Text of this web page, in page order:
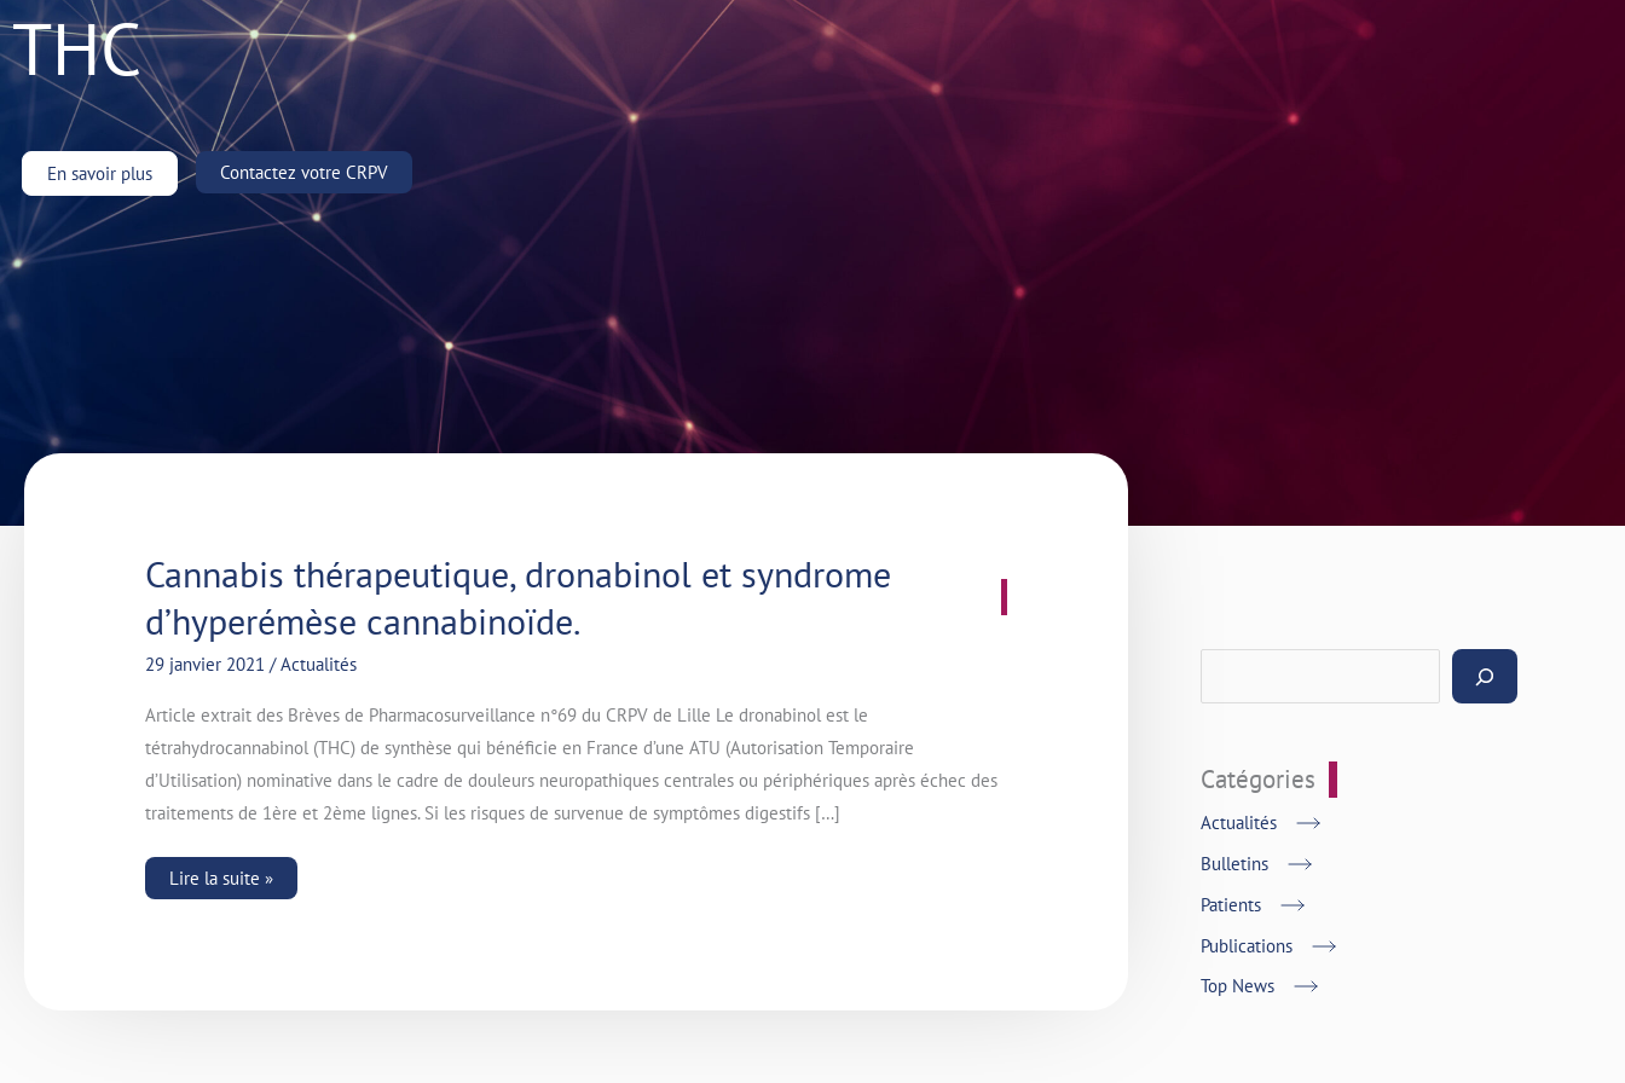
THC
En savoir plus Contactez votre CRPV
Cannabis thérapeutique, dronabinol et syndrome
d’hyperémèse cannabinoïde.
29 janvier 2021 /Actualités
Article extrait des Brèves de Pharmacosurveillance n°69 du CRPV de Lille Le dronabinol est le
tétrahydrocannabinol (THC) de synthèse qui bénéficie en France d’une ATU (Autorisation Temporaire
d’Utilisation) nominative dans le cadre de douleurs neuropathiques centrales ou périphériques après échec des
traitements de 1ère et 2ème lignes. Si les risques de survenue de symptômes digestifs […]
thérapeutique,
dronabinol
et
syndrome
d’hyperémèse
cannabinoïde.
Lire la suite »
Catégories
Actualités
Bulletins
Patients
Publications
Top News